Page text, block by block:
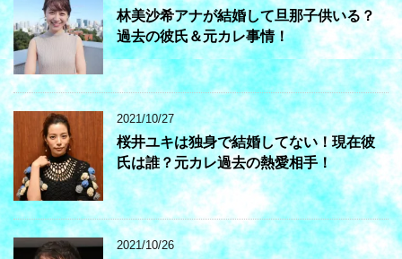
林美沙希アナが結婚して旦那子供いる？
過去の彼氏＆元カレ事情！
2021/10/27
桜井ユキは独身で結婚してない！現在彼
氏は誰？元カレ過去の熱愛相手！
2021/10/26